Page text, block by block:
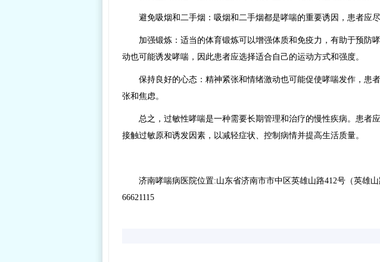
避免吸烟和二手烟：吸烟和二手烟都是哮喘的重要诱因，患者应尽
加强锻炼：适当的体育锻炼可以增强体质和免疫力，有助于预防
动也可能诱发哮喘，因此患者应选择适合自己的运动方式和强度。
保持良好的心态：精神紧张和情绪激动也可能促使哮喘发作，患
张和焦虑。
总之，过敏性哮喘是一种需要长期管理和治疗的慢性疾病。患者
接触过敏原和诱发因素，以减轻症状、控制病情并提高生活质量。
济南哮喘病医院位置:山东省济南市市中区英雄山路412号（英雄
66621115